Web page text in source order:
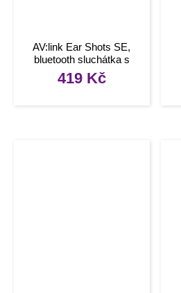
AV:link Ear Shots SE,
bluetooth sluchátka s
nabíjecím pouzdrem
419 Kč